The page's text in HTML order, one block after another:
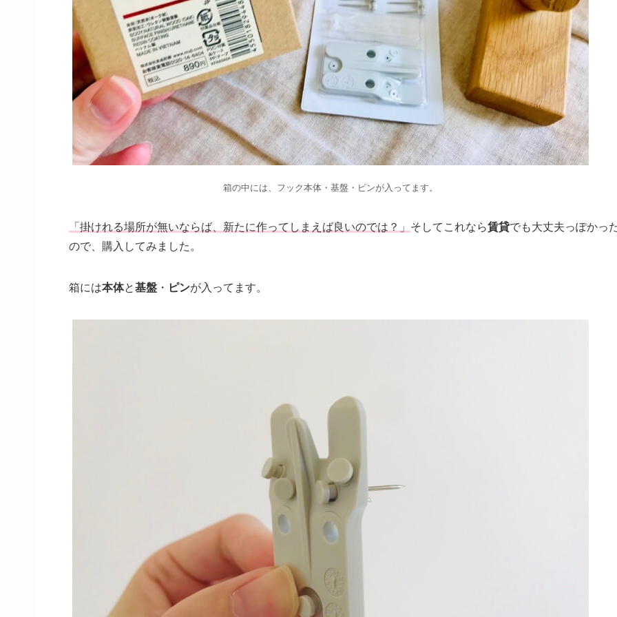
箱の中には、フック本体・基盤・ピンが入ってます。
「掛けれる場所が無いならば、新たに作ってしまえば良いのでは？」 そしてこれなら賃貸でも大丈夫っぽかっ
ので、購入してみました。
箱には本体と基盤 ・ ピンが入ってます。